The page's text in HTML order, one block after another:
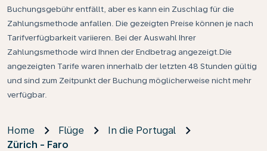
Buchungsgebühr entfällt, aber es kann ein Zuschlag für die
Zahlungsmethode anfallen. Die gezeigten Preise können je nach
Tarifverfügbarkeit variieren. Bei der Auswahl Ihrer
Zahlungsmethode wird Ihnen der Endbetrag angezeigt.Die
angezeigten Tarife waren innerhalb der letzten 48 Stunden gültig
und sind zum Zeitpunkt der Buchung möglicherweise nicht mehr
verfügbar.
Home Flüge
In die Portugal
Zürich - Faro